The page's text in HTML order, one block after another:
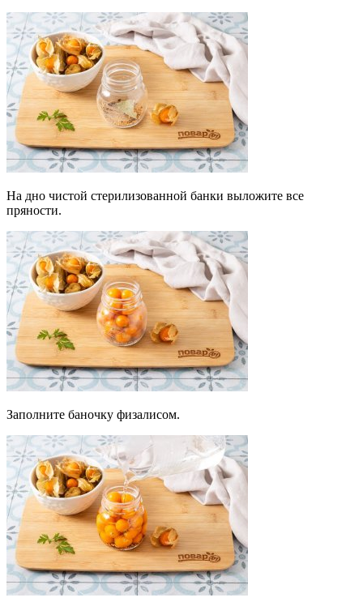
На дно чистой стерилизованной банки выложите все
пряности.
Заполните баночку физалисом.